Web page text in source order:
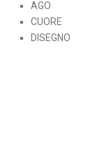
AGO
CUORE
DISEGNO